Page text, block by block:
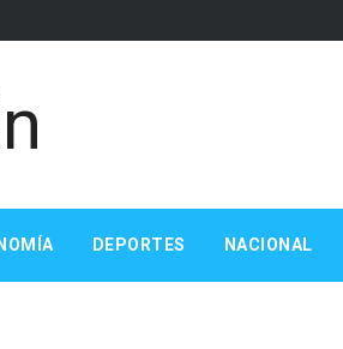
DEPORTES NACIONAL